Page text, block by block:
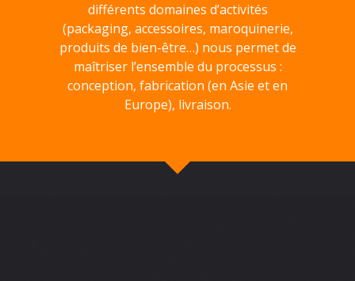
différents domaines d’activités
(packaging, accessoires, maroquinerie,
produits de bien-être…) nous permet de
maîtriser l’ensemble du processus :
conception, fabrication (en Asie et en
Europe), livraison.